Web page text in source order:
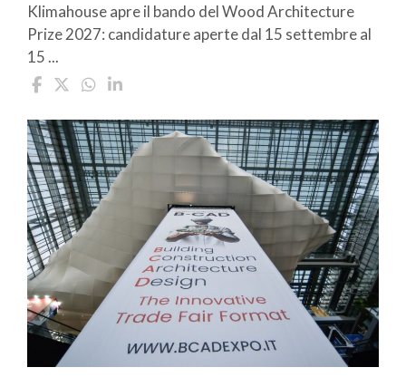
Klimahouse apre il bando del Wood Architecture
Prize 2027: candidature aperte dal 15 settembre al
15 ...